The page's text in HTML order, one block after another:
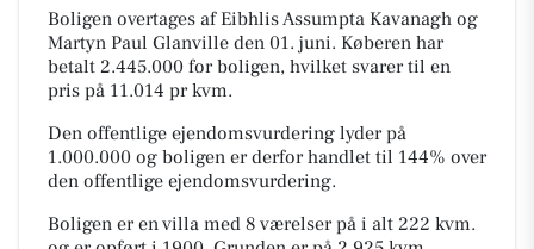
Boligen overtages af Eibhlis Assumpta Kavanagh og
Martyn Paul Glanville den 01. juni. Køberen har
betalt 2.445.000 for boligen, hvilket svarer til en
pris på 11.014 pr kvm.
Den offentlige ejendomsvurdering lyder på
1.000.000 og boligen er derfor handlet til 144% over
den offentlige ejendomsvurdering.
Boligen er en villa med 8 værelser på i alt 222 kvm.